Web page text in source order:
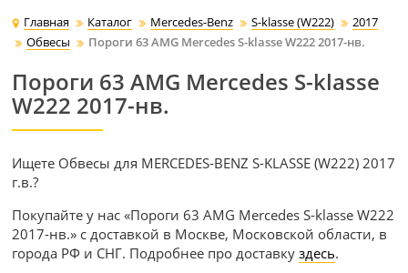
Главная Каталог Mercedes-Benz S-klasse (W222)
2017
Обвесы
Пороги 63 AMG Mercedes S-klasse W222 2017-нв.
Пороги 63 AMG Mercedes S-klasse
W222 2017-нв.
Ищете Обвесы для MERCEDES-BENZ S-KLASSE (W222) 2017
г.в.?
Покупайте у нас «Пороги 63 AMG Mercedes S-klasse W222
2017-нв.» с доставкой в Москве, Московской области, в
города РФ и СНГ. Подробнее про доставкуздесь.